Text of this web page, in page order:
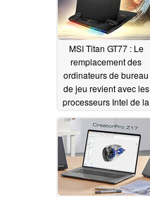
MSI Titan GT77 : Le
remplacement des
ordinateurs de bureau
de jeu revient avec les
processeurs Intel de la
série Alder Lake-HX
05/26/2022